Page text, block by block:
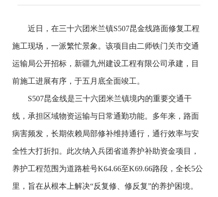
近日，在三十六团米兰镇S507昆金线路面修复工程
施工现场，一派繁忙景象。该项目由二师铁门关市交通
运输局公开招标，新疆九州建设工程有限公司承建，目
前施工进展有序， 于五月底全面竣工。
S507昆金线是三十六团米兰镇境内的重要交通干
线，承担区域物资运输与日常通勤功能。多年来，路面
病害频发，长期依赖局部修补维持通行，通行效率与安
全性大打折扣。此次纳入兵团省道养护补助资金项目，
养护工程范围为道路桩号K64.66至K69.66路段，全长5公
里，旨在从根本上解决“反复修、修反复”的养护困境。